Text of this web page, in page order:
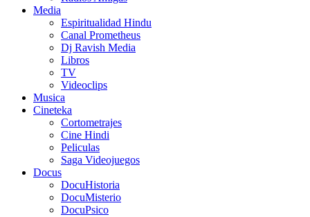
Media
Espiritualidad Hindu
Canal Prometheus
Dj Ravish Media
Libros
TV
Videoclips
Musica
Cineteka
Cortometrajes
Cine Hindi
Peliculas
Saga Videojuegos
Docus
DocuHistoria
DocuMisterio
DocuPsico